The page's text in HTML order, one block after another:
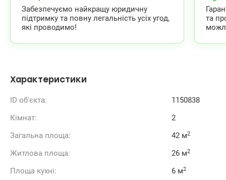
У пішій доступності Спортлайф, школа, поліклініка, АТБ.
ціна 58 000 у.о. 0503932257 Мария Valion.ua/1150838
Забезпечуємо найкращу юридичну
підтримку та повну легальність усіх угод,
які проводимо!
та
Характеристики
ID об'єкта:
1150838
Кімнат:
2
Загальна площа:
42 м2
Житлова площа: 26 м2
Площа кухні: 6 м2